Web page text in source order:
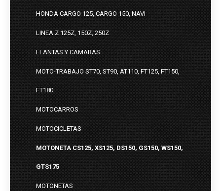
HONDA CARGO 125, CARGO 150, NAVI
LINEA Z 125Z, 150Z, 250Z
LLANTAS Y CAMARAS
MOTO-TRABAJO ST70, ST90, AT110, FT125, FT150,
FT180
MOTOCARROS
MOTOCICLETAS
MOTONETA CS125, XS125, DS150, GS150, WS150,
GTS175
MOTONETAS